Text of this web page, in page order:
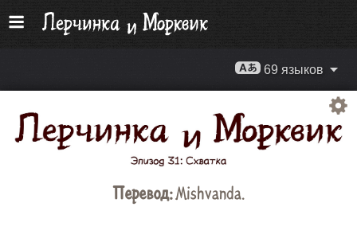
69 языков
Перевод:Mishvanda.